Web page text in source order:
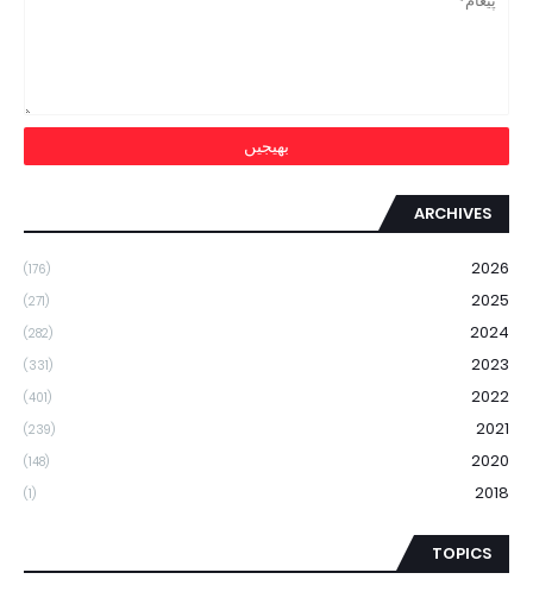
ARCHIVES
2026
(176)
2025
(271)
2024
(282)
2023
(331)
2022
(401)
2021
(239)
2020
(148)
2018
(1)
TOPICS